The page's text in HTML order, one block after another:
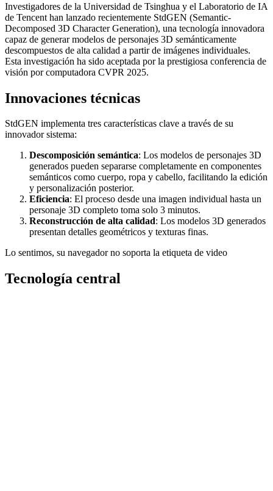
Investigadores de la Universidad de Tsinghua y el Laboratorio de IA
de Tencent han lanzado recientemente StdGEN (Semantic-
Decomposed 3D Character Generation), una tecnología innovadora
capaz de generar modelos de personajes 3D semánticamente
descompuestos de alta calidad a partir de imágenes individuales.
Esta investigación ha sido aceptada por la prestigiosa conferencia de
visión por computadora CVPR 2025.
Innovaciones técnicas
StdGEN implementa tres características clave a través de su
innovador sistema:
Descomposición semántica: Los modelos de personajes 3D
generados pueden separarse completamente en componentes
semánticos como cuerpo, ropa y cabello, facilitando la edición
y personalización posterior.
Eficiencia: El proceso desde una imagen individual hasta un
personaje 3D completo toma solo 3 minutos.
Reconstrucción de alta calidad: Los modelos 3D generados
presentan detalles geométricos y texturas finas.
Lo sentimos, su navegador no soporta la etiqueta de video
Tecnología central